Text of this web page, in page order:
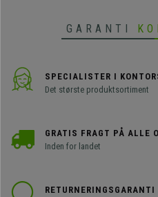
GARANTI
SPECIALISTER I
Det største produktsortiment
GRATIS FRAGT PÅ ALLE
Inden for landet
RETURNERINGSGARANTI